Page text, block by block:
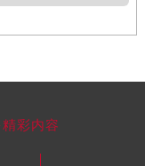
彩内容